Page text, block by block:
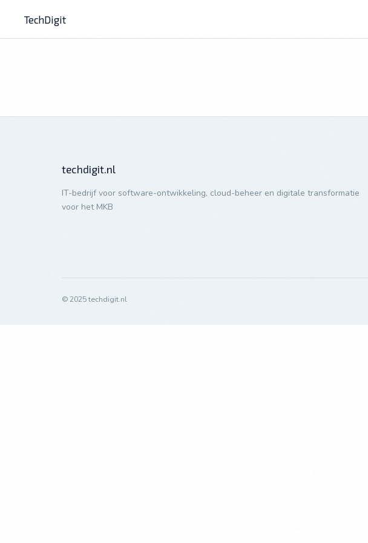
TechDigit
techdigit.nl
IT-bedrijf voor software-ontwikkeling, cloud-beheer en digitale transformatie
voor het MKB
© 2025 techdigit.nl